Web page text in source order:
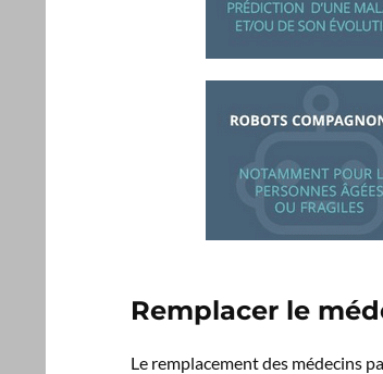
Remplacer le
Le remplacement des médecins